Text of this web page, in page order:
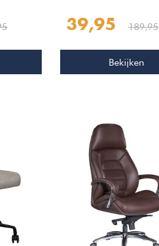
39,95 189,95
Bekijken